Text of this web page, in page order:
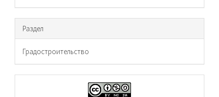
Раздел
Градостроительство